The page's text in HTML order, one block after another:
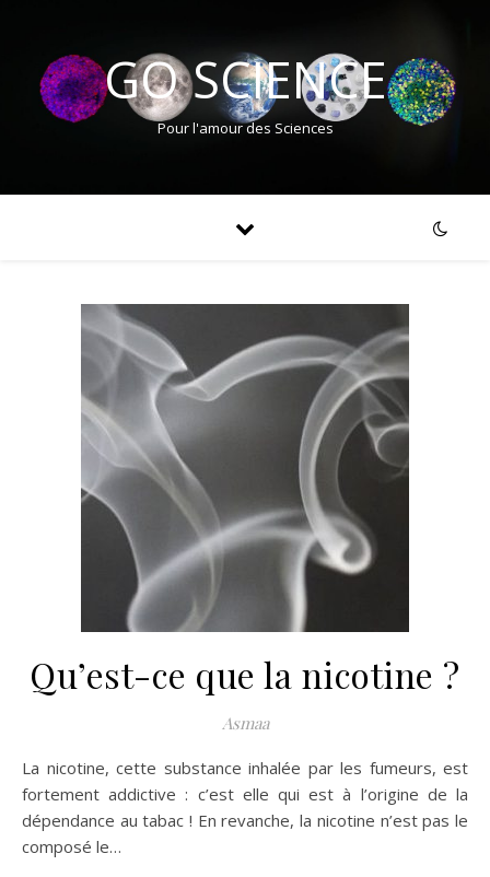
GO SCIENCE
Pour l'amour des Sciences
Qu’est-ce que la nicotine ?
Asmaa
La nicotine, cette substance inhalée par les fumeurs, est
fortement addictive : c’est elle qui est à l’origine de la
dépendance au tabac ! En revanche, la nicotine n’est pas le
composé le…